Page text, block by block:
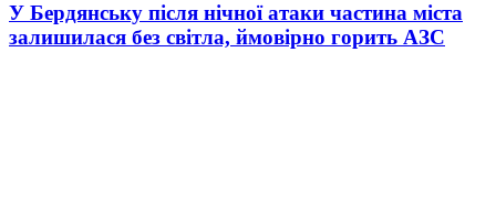
У Бердянську після нічної атаки частина міста
залишилася без світла, ймовірно горить АЗС